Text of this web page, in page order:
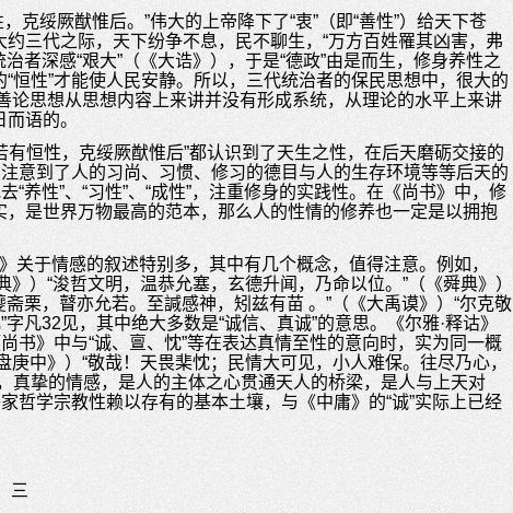
绥厥猷惟后。”伟大的上帝降下了“衷”（即“善性”）给天下苍
三代之际，天下纷争不息，民不聊生，“万方百姓罹其凶害，弗
者深感“艰大”（《大诰》），于是“德政”由是而生，修身养性之
性”才能使人民安静。所以，三代统治者的保民思想中，很大的
论思想从思想内容上来讲并没有形成系统，从理论的水平上来讲
语的。
有恒性，克绥厥猷惟后”都认识到了天生之性，在后天磨砺交接的
意到了人的习尚、习惯、修习的德目与人的生存环境等等后天的
养性”、“习性”、“成性”，注重修身的实践性。在《尚书》中，修
是世界万物最高的范本，那么人的性情的修养也一定是以拥抱
于情感的叙述特别多，其中有几个概念，值得注意。例如，
）“浚哲文明，温恭允塞，玄德升闻，乃命以位。”（《舜典》）
栗，瞽亦允若。至諴感神，矧兹有苗 。”（《大禹谟》）“尔克敬
凡32见，其中绝大多数是“诚信、真诚”的意思。《尔雅·释诂》
书》中与“诚、亶、忱”等在表达真情至性的意向时，实为同一概
中》）“敬哉！天畏棐忱；民情大可见，小人难保。往尽乃心，
真挚的情感，是人的主体之心贯通天人的桥梁，是人与上天对
哲学宗教性赖以存有的基本土壤，与《中庸》的“诚”实际上已经
三